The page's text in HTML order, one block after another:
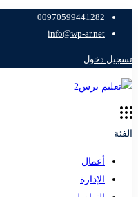
00970599441282
info@wp-ar.net
تسجيل دخول
الفئة
أعمال
الإدارة